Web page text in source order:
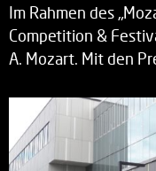
Im Rahmen des
Competition &
A. Mozart. Mit den